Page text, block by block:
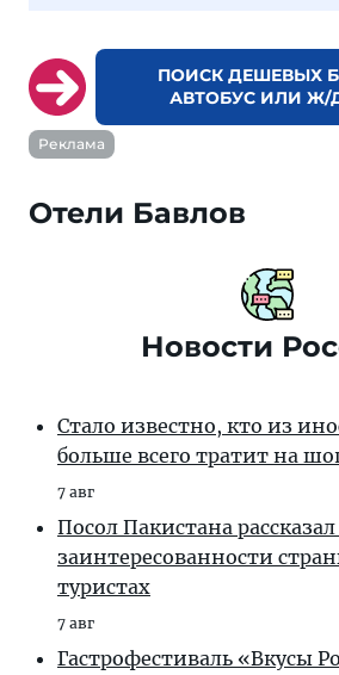
ПОИСК ДЕШЕВЫХ
АВТОБУС ИЛИ Ж/
Реклама
Отели Бавлов
Новости
Стало известно, кто из
больше всего тратит на
7 авг
Посол Пакистана рассказал
заинтересованности
туристах
7 авг
Гастрофестиваль «Вкусы